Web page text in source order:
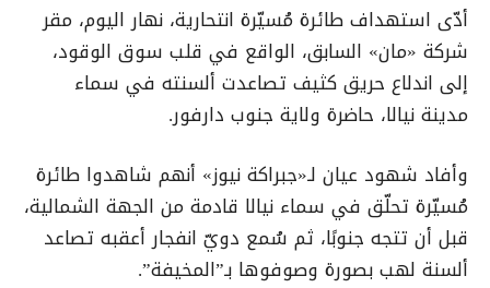
أدّى استهداف طائرة مُسيّرة انتحارية، نهار اليوم، مقر
شركة «مان» السابق، الواقع في قلب سوق الوقود،
إلى اندلاع حريق كثيف تصاعدت ألسنته في سماء
مدينة نيالا، حاضرة ولاية جنوب دارفور.
وأفاد شهود عيان لـ«جبراكة نيوز» أنهم شاهدوا طائرة
مُسيّرة تحلّق في سماء نيالا قادمة من الجهة الشمالية،
قبل أن تتجه جنوبًا، ثم سُمع دويّ انفجار أعقبه تصاعد
ألسنة لهب بصورة وصوفوها بـ”المخيفة”.